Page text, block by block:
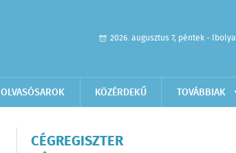
2026. augusztus 7, péntek - Ibolya
OLVASÓSAROK KÖZÉRDEKŰ TOVÁBBIAK
CÉGREGISZTER